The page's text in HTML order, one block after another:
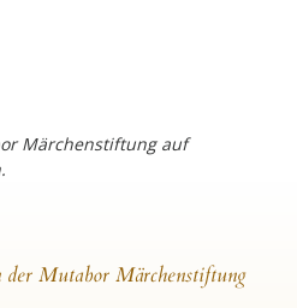
Märchenstiftung auf
der Mutabor Märchenstiftung